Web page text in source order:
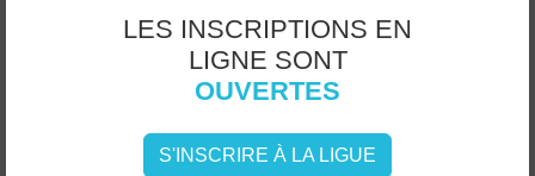
LES INSCRIPTIONS EN
LIGNE SONT
OUVERTES
S'INSCRIRE À LA LIGUE